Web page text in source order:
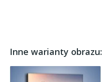
Inne warianty obrazu: